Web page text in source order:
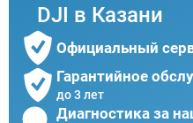
DJI в Казани
Официальный
Гарантийное
до 3 лет
Диагностика за